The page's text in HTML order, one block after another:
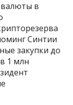
в
Синтии
закупки до
1 млн